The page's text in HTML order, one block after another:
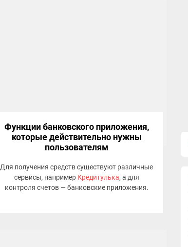
Функции банковского приложения,
которые действительно нужны
пользователям
Для получения средств существуют различные
сервисы, например Кредитулька, а для
контроля счетов — банковские приложения.